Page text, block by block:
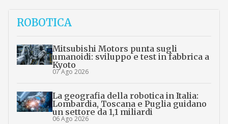
ROBOTICA
Mitsubishi Motors punta sugli
umanoidi: sviluppo e test in fabbrica a
Kyoto
07 Ago 2026
La geografia della robotica in Italia:
Lombardia, Toscana e Puglia guidano
un settore da 1,1 miliardi
06 Ago 2026